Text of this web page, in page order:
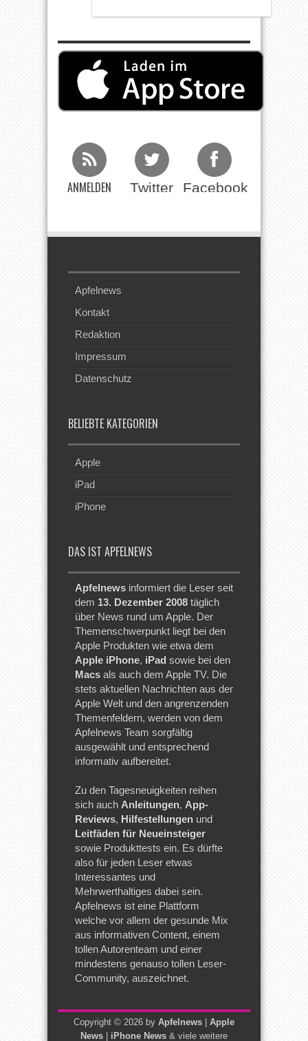
ANMELDEN Twitter Facebook
Apfelnews
Kontakt
Redaktion
Impressum
Datenschutz
BELIEBTE KATEGORIEN
Apple
iPad
iPhone
DAS IST APFELNEWS
Apfelnews informiert die Leser seit
dem 13. Dezember 2008 täglich
über News rund um Apple. Der
Themenschwerpunkt liegt bei den
Apple Produkten wie etwa dem
Apple iPhone, iPad sowie bei den
Macs als auch dem Apple TV. Die
stets aktuellen Nachrichten aus der
Apple Welt und den angrenzenden
Themenfeldern, werden von dem
Apfelnews Team sorgfältig
ausgewählt und entsprechend
informativ aufbereitet.
Zu den Tagesneuigkeiten reihen
sich auch Anleitungen, App-
Reviews, Hilfestellungen und
Leitfäden für Neueinsteiger
sowie Produkttests ein. Es dürfte
also für jeden Leser etwas
Interessantes und
Mehrwerthaltiges dabei sein.
Apfelnews ist eine Plattform
welche vor allem der gesunde Mix
aus informativen Content, einem
tollen Autorenteam und einer
mindestens genauso tollen Leser-
Community, auszeichnet.
Copyright © 2026 by Apfelnews | Apple
News | iPhone News & viele weitere